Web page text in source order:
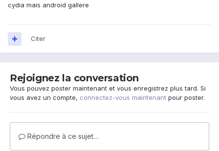
cydia mais android gallere
Citer
Rejoignez la conversation
Vous pouvez poster maintenant et vous enregistrez plus tard. Si
vous avez un compte, connectez-vous maintenant pour poster.
Répondre à ce sujet…